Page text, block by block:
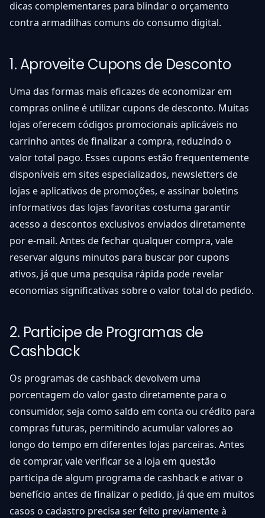
dicas complementares para blindar o orçamento
contra armadilhas comuns do consumo digital.
1. Aproveite Cupons de Desconto
Uma das formas mais eficazes de economizar em
compras online é utilizar cupons de desconto. Muitas
lojas oferecem códigos promocionais aplicáveis no
carrinho antes de finalizar a compra, reduzindo o
valor total pago. Esses cupons estão frequentemente
disponíveis em sites especializados, newsletters de
lojas e aplicativos de promoções, e assinar boletins
informativos das lojas favoritas costuma garantir
acesso a descontos exclusivos enviados diretamente
por e-mail. Antes de fechar qualquer compra, vale
reservar alguns minutos para buscar por cupons
ativos, já que uma pesquisa rápida pode revelar
economias significativas sobre o valor total do pedido.
2. Participe de Programas de
Cashback
Os programas de cashback devolvem uma
porcentagem do valor gasto diretamente para o
consumidor, seja como saldo em conta ou crédito para
compras futuras, permitindo acumular valores ao
longo do tempo em diferentes lojas parceiras. Antes
de comprar, vale verificar se a loja em questão
participa de algum programa de cashback e ativar o
benefício antes de finalizar o pedido, já que em muitos
casos o cadastro precisa ser feito previamente à